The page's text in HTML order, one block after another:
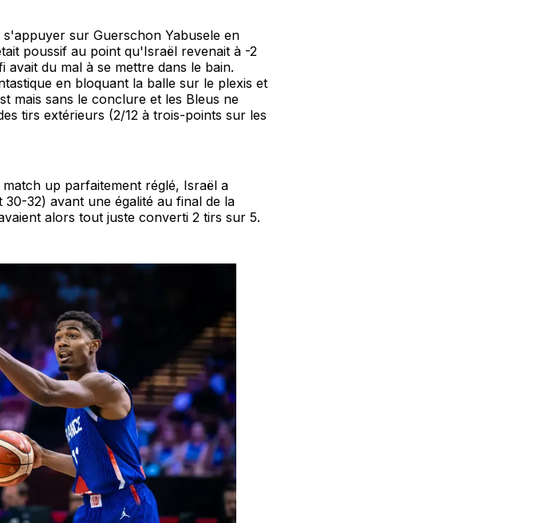
sur Guerschon Yabusele en
poussif au point qu'Israël revenait à -2
avait du mal à se mettre dans le bain.
en bloquant la balle sur le plexis et
mais sans le conclure et les Bleus ne
tirs extérieurs (2/12 à trois-points sur les
up parfaitement réglé, Israël a
32) avant une égalité au final de la
alors tout juste converti 2 tirs sur 5.